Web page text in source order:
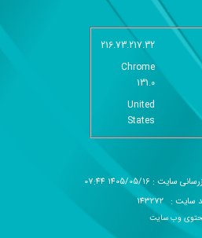
خلاصه
216.73.217.32
Chrome
131.0
United
States
: 1405/05/16 07:44
سایت : 143272
محتوی وب سایت